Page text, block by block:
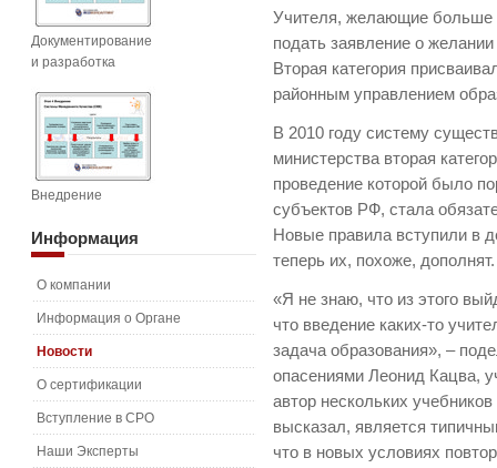
Учителя, желающие больше
подать заявление о
Вторая категория
районным управлением
В 2010 году систему
министерства вторая
проведение которой было
субъектов РФ, стала
Новые правила вступили в
теперь их, похоже, дополнят.
«Я не знаю, что из этого
что введение каких-то
задача образования», –
опасениями Леонид Кацва,
автор нескольких
высказал, является
что в новых условиях
Документирование
и разработка
Внедрение
Информация
О компании
Информация о Органе
Новости
О сертификации
Вступление в СРО
Наши Эксперты